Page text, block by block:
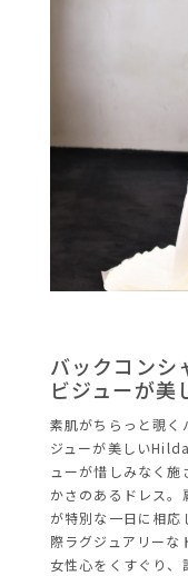
バックコンシ
ビジューが美
素肌がちらっと覗く
ジューが美しい
ューが惜しみなく
かさのあるドレス
が特別な一日に相応
際ラグジュアリーな
女性心をくすぐり、